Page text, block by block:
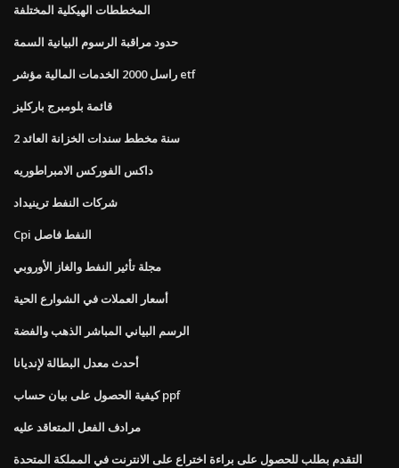
المخططات الهيكلية المختلفة
حدود مراقبة الرسوم البيانية السمة
راسل 2000 الخدمات المالية مؤشر etf
قائمة بلومبرج باركليز
2 سنة مخطط سندات الخزانة العائد
داكس الفوركس الامبراطوريه
شركات النفط ترينيداد
Cpi النفط فاصل
مجلة تأثير النفط والغاز الأوروبي
أسعار العملات في الشوارع الحية
الرسم البياني المباشر الذهب والفضة
أحدث معدل البطالة لإنديانا
كيفية الحصول على بيان حساب ppf
مرادف الفعل المتعاقد عليه
التقدم بطلب للحصول على براءة اختراع على الانترنت في المملكة المتحدة